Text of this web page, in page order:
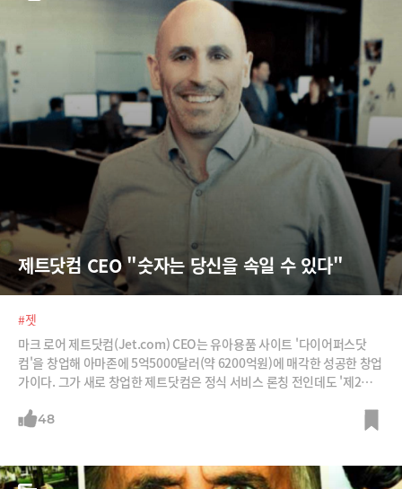
제트닷컴 CEO "숫자는 당신을 속일 수 있다"
#젯
마크 로어 제트닷컴(Jet.com) CEO는 유아용품 사이트 '다이어퍼스닷
컴'을 창업해 아마존에 5억5000달러(약 6200억원)에 매각한 성공한 창업
가이다. 그가 새로 창업한 제트닷컴은 정식 서비스 론칭 전인데도 '제2의
48